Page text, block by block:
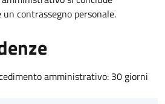
contrassegno personale.
amministrativo: 30 giorni